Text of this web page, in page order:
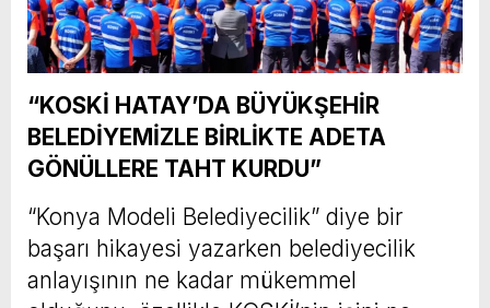
“KOSKİ HATAY’DA BÜYÜKŞEHİR
BELEDİYEMİZLE BİRLİKTE ADETA
GÖNÜLLERE TAHT KURDU”
“Konya Modeli Belediyecilik” diye bir
başarı hikayesi yazarken belediyecilik
anlayışının ne kadar mükemmel